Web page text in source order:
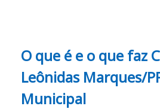
O que é e o que faz
Leônidas Marques/
Municipal